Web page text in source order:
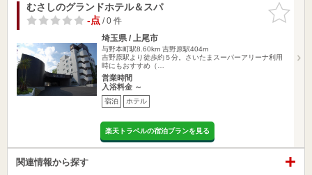
お気に入
りに追加
むさしのグランドホテル＆スパ
-点/ 0 件
埼玉県 / 上尾市
与野本町駅8.60km 吉野原駅404m
吉野原駅より徒歩約５分。さいたまスーパーアリーナ利用
時にもおすすめ（…
営業時間
入浴料金 ～
宿泊 ホテル
楽天トラベルの宿泊プランを見る
関連情報から探す